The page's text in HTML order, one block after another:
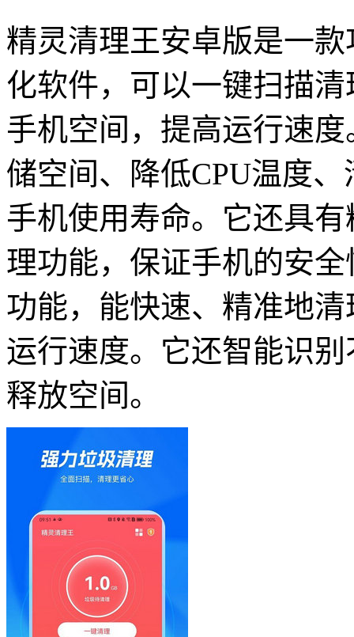
精灵清理王安卓版是一
化软件，可以一键扫描
手机空间，提高运行速
储空间、降低CPU温度
手机使用寿命。它还具
理功能，保证手机的安
功能，能快速、精准地
运行速度。它还智能识
释放空间。